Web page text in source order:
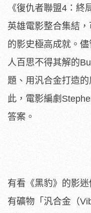
《復仇者聯盟4：終
英雄電影整合集結
的影史極高成就。
人百思不得其解的
題、用汎合金打造
此，電影編劇
答案。
有看《黑豹》的影
有礦物「汎合金（